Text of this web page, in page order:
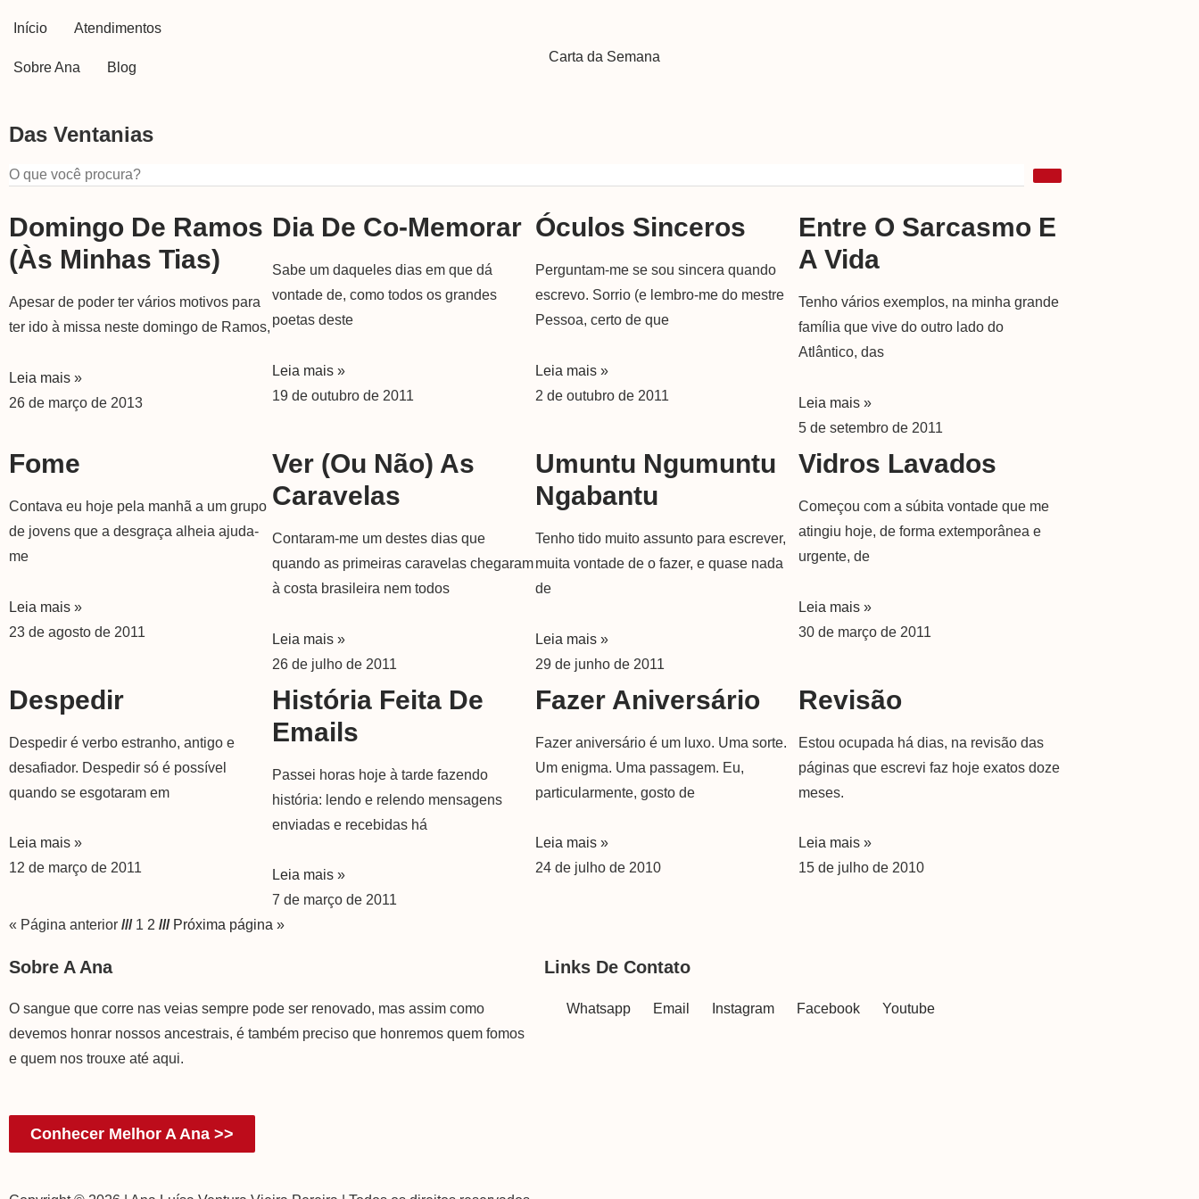
Início Atendimentos
Sobre Ana Blog
Carta da Semana
Das Ventanias
Domingo De Ramos
(às Minhas Tias)
Apesar de poder ter vários motivos para
ter ido à missa neste domingo de Ramos,
Leia mais »
26 de março de 2013
Dia De Co-Memorar
Sabe um daqueles dias em que dá
vontade de, como todos os grandes
poetas deste
Leia mais »
19 de outubro de 2011
Óculos Sinceros
Perguntam-me se sou sincera quando
escrevo. Sorrio (e lembro-me do mestre
Pessoa, certo de que
Leia mais »
2 de outubro de 2011
Entre O Sarcasmo E
A Vida
Tenho vários exemplos, na minha grande
família que vive do outro lado do
Atlântico, das
Leia mais »
5 de setembro de 2011
Fome
Contava eu hoje pela manhã a um grupo
de jovens que a desgraça alheia ajuda-
me
Leia mais »
23 de agosto de 2011
Ver (ou Não) As
Caravelas
Contaram-me um destes dias que
quando as primeiras caravelas chegaram
à costa brasileira nem todos
Leia mais »
26 de julho de 2011
Umuntu Ngumuntu
Ngabantu
Tenho tido muito assunto para escrever,
muita vontade de o fazer, e quase nada
de
Leia mais »
29 de junho de 2011
Vidros Lavados
Começou com a súbita vontade que me
atingiu hoje, de forma extemporânea e
urgente, de
Leia mais »
30 de março de 2011
Despedir
Despedir é verbo estranho, antigo e
desafiador. Despedir só é possível
quando se esgotaram em
Leia mais »
12 de março de 2011
História Feita De
Emails
Passei horas hoje à tarde fazendo
história: lendo e relendo mensagens
enviadas e recebidas há
Leia mais »
7 de março de 2011
Fazer Aniversário
Fazer aniversário é um luxo. Uma sorte.
Um enigma. Uma passagem. Eu,
particularmente, gosto de
Leia mais »
24 de julho de 2010
Revisão
Estou ocupada há dias, na revisão das
páginas que escrevi faz hoje exatos doze
meses.
Leia mais »
15 de julho de 2010
« Página anterior /// 1 2 ///Próxima página »
Sobre A Ana
O sangue que corre nas veias sempre pode ser renovado, mas assim como
devemos honrar nossos ancestrais, é também preciso que honremos quem fomos
e quem nos trouxe até aqui.
Conhecer Melhor A Ana >>
Links De Contato
Whatsapp Email Instagram Facebook Youtube